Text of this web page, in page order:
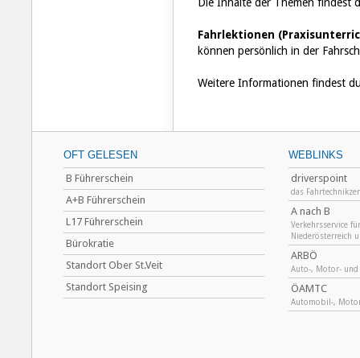
Die Inhalte der Themen findest
Fahrlektionen (
können persönlich in der
Weitere Informationen findest
OFT GELESEN
B Führerschein
A+B Führerschein
L17 Führerschein
Bürokratie
Standort Ober St.Veit
Standort Speising
WEBLINKS
driverspoint
das
A nach B
Verkehrsservice
Niederösterreich
ARBÖ
Auto-, Motor- und
ÖAMTC
Automobil-,